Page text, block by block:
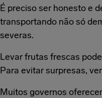
É preciso ser honesto e
transportando não só
severas.
Levar frutas frescas
Para evitar surpresas,
Muitos governos